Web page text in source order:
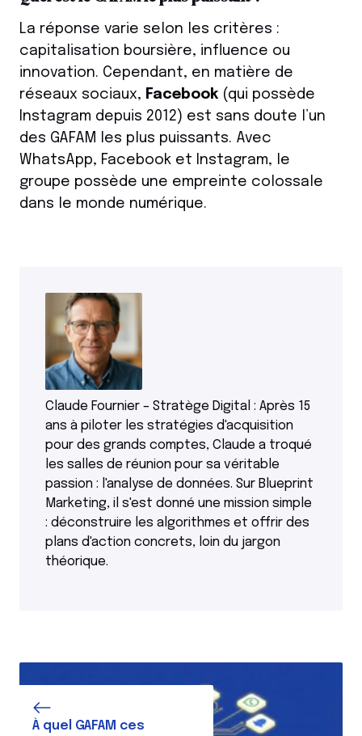
La réponse varie selon les critères :
capitalisation boursière, influence ou
innovation. Cependant, en matière de
réseaux sociaux, Facebook (qui possède
Instagram depuis 2012) est sans doute l’un
des GAFAM les plus puissants. Avec
WhatsApp, Facebook et Instagram, le
groupe possède une empreinte colossale
dans le monde numérique.
Claude Fournier – Stratège Digital : Après 15
ans à piloter les stratégies d'acquisition
pour des grands comptes, Claude a troqué
les salles de réunion pour sa véritable
passion : l'analyse de données. Sur Blueprint
Marketing, il s'est donné une mission simple
: déconstruire les algorithmes et offrir des
plans d'action concrets, loin du jargon
théorique.
À quel GAFAM ces